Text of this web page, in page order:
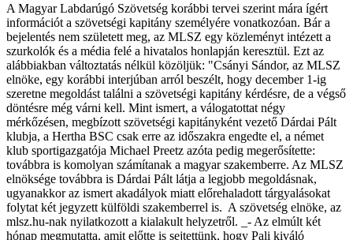
A Magyar Labdarúgó Szövetség korábbi tervei szerint mára ígért
információt a szövetségi kapitány személyére vonatkozóan. Bár a
bejelentés nem született meg, az MLSZ egy közleményt intézett a
szurkolók és a média felé a hivatalos honlapján keresztül. Ezt az
alábbiakban változtatás nélkül közöljük: "Csányi Sándor, az MLSZ
elnöke, egy korábbi interjúban arról beszélt, hogy december 1-ig
szeretne megoldást találni a szövetségi kapitány kérdésre, de a végső
döntésre még várni kell. Mint ismert, a válogatottat négy
mérkőzésen, megbízott szövetségi kapitányként vezető Dárdai Pált
klubja, a Hertha BSC csak erre az időszakra engedte el, a német
klub sportigazgatója Michael Preetz azóta pedig megerősítette:
továbbra is komolyan számítanak a magyar szakemberre. Az MLSZ
elnöksége továbbra is Dárdai Pált látja a legjobb megoldásnak,
ugyanakkor az ismert akadályok miatt előrehaladott tárgyalásokat
folytat két jegyzett külföldi szakemberrel is. A szövetség elnöke, az
mlsz.hu-nak nyilatkozott a kialakult helyzetről.
_- Az elmúlt két
hónap megmutatta, amit előtte is sejtettünk, hogy Pali kiváló